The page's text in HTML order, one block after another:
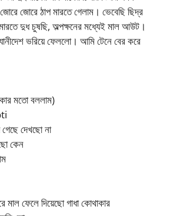
জোরে ঠাপ মারতে গেলাম। ভেবেছি ছিদ্র
দুধ চুষছি, অল্পক্ষনের মধ্যেই মাল আউট।
ভরিয়ে ফেললো। আমি টেনে বের করে
মতো বললাম)
দেখছো না
কেন
মাল ফেলে দিয়েছো গাধা কোথাকার